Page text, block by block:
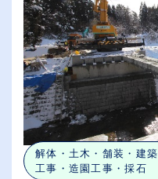
解体・土木・舗装・建
工事・造園工事・採石